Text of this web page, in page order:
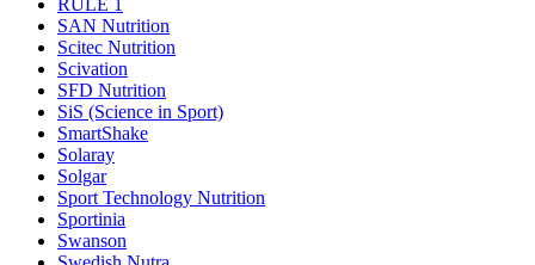
RULE 1
SAN Nutrition
Scitec Nutrition
Scivation
SFD Nutrition
SiS (Science in Sport)
SmartShake
Solaray
Solgar
Sport Technology Nutrition
Sportinia
Swanson